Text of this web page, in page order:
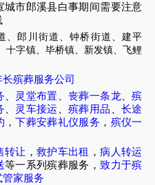
城市郎溪县白事期间需要注意
、郎川街道、钟桥街道、建平
十字镇、毕桥镇、新发镇、飞鲤
殡葬服务公司
灵堂布置 、丧葬一条龙 、殡
灵车接运 、殡葬用品
长途
，下葬安葬礼仪服务 ， 殡仪一
转让 ，救护车出租 ，病人转运
等一系列殡葬服务，致力于殡
家服务